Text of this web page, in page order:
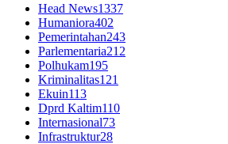
Head News1337
Humaniora402
Pemerintahan243
Parlementaria212
Polhukam195
Kriminalitas121
Ekuin113
Dprd Kaltim110
Internasional73
Infrastruktur28